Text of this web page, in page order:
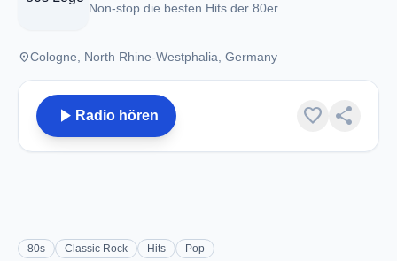
Non-stop die besten Hits der 80er
placeCologne, North Rhine-Westphalia, Germany
play_arrow Radio hören favorite share
80s Classic Rock Hits Pop